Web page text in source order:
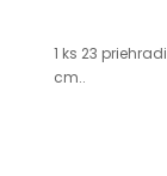
1 ks 23
cm..